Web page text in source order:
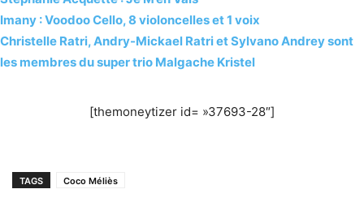
Imany : Voodoo Cello, 8 violoncelles et 1 voix
Christelle Ratri, Andry-Mickael Ratri et Sylvano Andrey sont
les membres du super trio Malgache Kristel
[themoneytizer id= »37693-28″]
TAGS Coco Méliès